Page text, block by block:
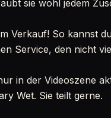
sie wohl jedem
Verkauf! So kannst
Service, den nicht
in der Videoszene
Wet. Sie teilt gerne.